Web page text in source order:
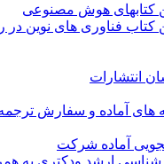
کتابهای هوش مصنوعی
کتاب فناوری های نوین
انتشارات
های آماده و سفارش
آماده شرکت
ارشد ودکتری به